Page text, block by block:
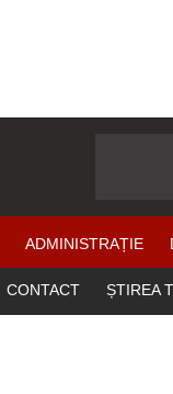
ADMINISTRAȚIE
CONTACT ȘTIREA